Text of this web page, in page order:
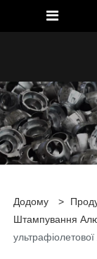
Додому >
Штампування